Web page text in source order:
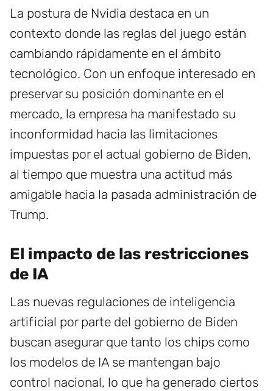
La postura de Nvidia destaca en un
contexto donde las reglas del juego están
cambiando rápidamente en el ámbito
tecnológico. Con un enfoque interesado en
preservar su posición dominante en el
mercado, la empresa ha manifestado su
inconformidad hacia las limitaciones
impuestas por el actual gobierno de Biden,
al tiempo que muestra una actitud más
amigable hacia la pasada administración de
Trump.
El impacto de las restricciones
de IA
Las nuevas regulaciones de inteligencia
artificial por parte del gobierno de Biden
buscan asegurar que tanto los chips como
los modelos de IA se mantengan bajo
control nacional, lo que ha generado ciertos